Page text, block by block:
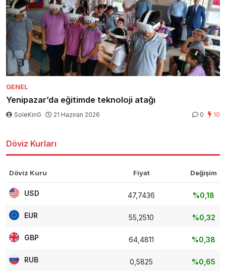
GENEL
Yenipazar’da eğitimde teknoloji atağı
SoleKinG 21 Haziran 2026 0 10
Döviz Kurları
Döviz Kuru Fiyat Değişim
USD 47,7436 %0,18
EUR 55,2510 %0,32
GBP 64,4811 %0,38
RUB 0,5825 %0,65